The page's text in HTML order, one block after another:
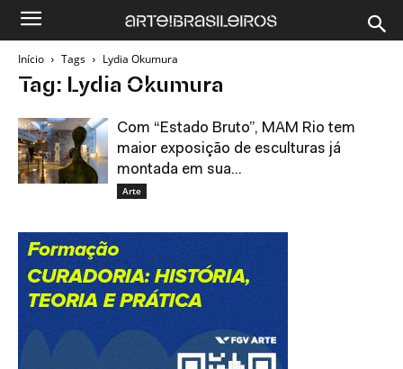
Início Tags Lydia Okumura
Tag: Lydia Okumura
Com “Estado Bruto”, MAM Rio tem
maior exposição de esculturas já
montada em sua...
Arte